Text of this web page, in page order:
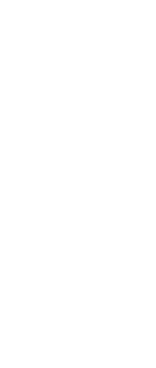
viele Vitamine,
sind aber oft weit
fragwürdige
an, sie selber zu